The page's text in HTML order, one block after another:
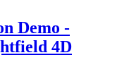
Demo -
4D